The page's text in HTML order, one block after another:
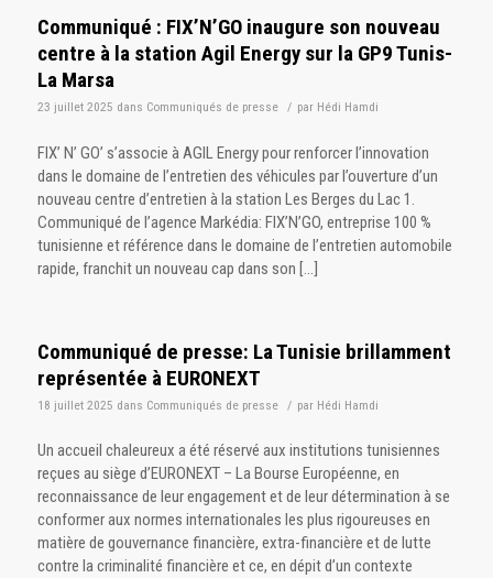
Communiqué : FIX’N’GO inaugure son nouveau
centre à la station Agil Energy sur la GP9 Tunis-
La Marsa
23 juillet 2025 dans Communiqués de presse / par Hédi Hamdi
FIX’ N’ GO’ s’associe à AGIL Energy pour renforcer l’innovation
dans le domaine de l’entretien des véhicules par l’ouverture d’un
nouveau centre d’entretien à la station Les Berges du Lac 1.
Communiqué de l’agence Markédia: FIX’N’GO, entreprise 100 %
tunisienne et référence dans le domaine de l’entretien automobile
rapide, franchit un nouveau cap dans son […]
Communiqué de presse: La Tunisie brillamment
représentée à EURONEXT
18 juillet 2025 dans Communiqués de presse / par Hédi Hamdi
Un accueil chaleureux a été réservé aux institutions tunisiennes
reçues au siège d’EURONEXT – La Bourse Européenne, en
reconnaissance de leur engagement et de leur détermination à se
conformer aux normes internationales les plus rigoureuses en
matière de gouvernance financière, extra-financière et de lutte
contre la criminalité financière et ce, en dépit d’un contexte